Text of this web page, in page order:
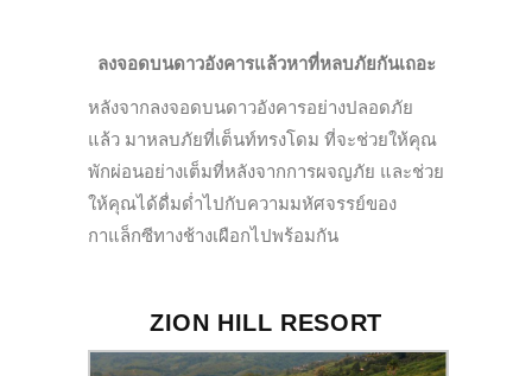
ลงจอดบนดาวอังคารแล้วหาที่หลบภัยกันเถอะ
หลังจากลงจอดบนดาวอังคารอย่างปลอดภัย
แล้ว มาหลบภัยที่เต็นท์ทรงโดม ที่จะช่วยให้คุณ
พักผ่อนอย่างเต็มที่หลังจากการผจญภัย และช่วย
ให้คุณได้ดื่มด่ำไปกับความมหัศจรรย์ของ
กาแล็กซีทางช้างเผือกไปพร้อมกัน
ZION HILL RESORT